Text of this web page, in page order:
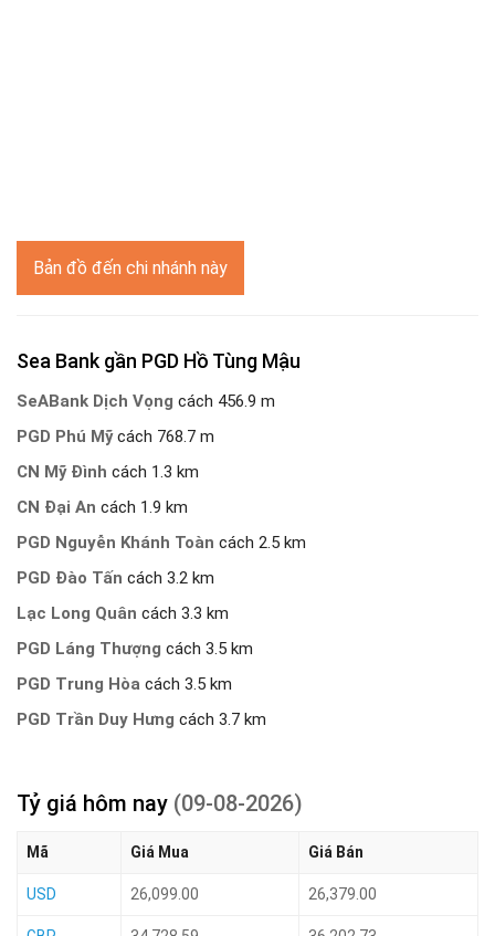
Bản đồ đến chi nhánh này
Sea Bank gần PGD Hồ Tùng Mậu
SeABank Dịch Vọng cách 456.9 m
PGD Phú Mỹcách 768.7 m
CN Mỹ Đình cách 1.3 km
CN Đại An cách 1.9 km
PGD Nguyễn Khánh Toàn cách 2.5 km
PGD Đào Tấn cách 3.2 km
Lạc Long Quân cách 3.3 km
PGD Láng Thượng cách 3.5 km
PGD Trung Hòa cách 3.5 km
PGD Trần Duy Hưng cách 3.7 km
Tỷ giá hôm nay (09-08-2026)
Mã Giá Mua Giá Bán
USD 26,099.00 26,379.00